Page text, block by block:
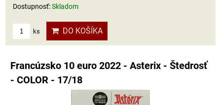
Dostupnosť:Skladom
ks DO KOŠÍKA
Francúzsko 10 euro 2022 - Asterix - Štedrosť
- COLOR - 17/18